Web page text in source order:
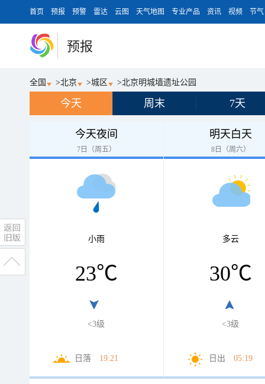
首页 预报 预警 雷达 云图 天气地图 专业产品 资讯 视频 节气
预报
全国 >北京 >城区 >北京明城墙遗址公园
今天 周末 7天
今天夜间
7日（周五）
小雨
23℃
<3级
日落 19:21
明天白天
8日（周六）
多云
30℃
<3级
日出 05:19